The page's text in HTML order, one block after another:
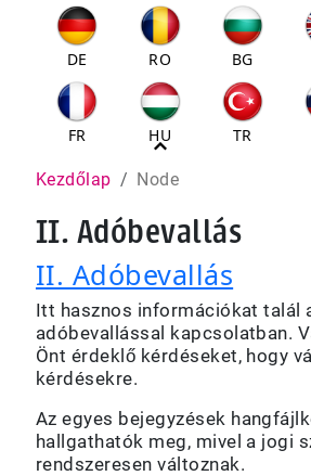
DE RO BG
FR HU TR
Pfadnavigation
Kezdőlap Node
II. Adóbevallás
II. Adóbevallás
Itt hasznos információkat talál
adóbevallással kapcsolatban.
Önt érdeklő kérdéseket, hogy
kérdésekre.
Az egyes bejegyzések
hallgathatók meg, mivel a jogi
rendszeresen változnak.